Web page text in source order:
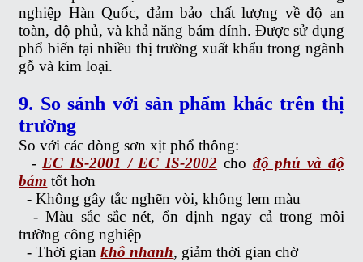
nghiệp Hàn Quốc, đảm bảo chất lượng về độ an
toàn, độ phủ, và khả năng bám dính. Được sử dụng
phổ biến tại nhiều thị trường xuất khẩu trong ngành
gỗ và kim loại.
9. So sánh với sản phẩm khác trên thị
trường
So với các dòng sơn xịt phổ thông:
-EC IS-2001 / EC IS-2002 cho độ phủ và độ
bám tốt hơn
-Không gây tắc nghẽn vòi, không lem màu
- Màu sắc sắc nét, ổn định ngay cả trong môi
trường công nghiệp
-Thời giankhô nhanh, giảm thời gian chờ